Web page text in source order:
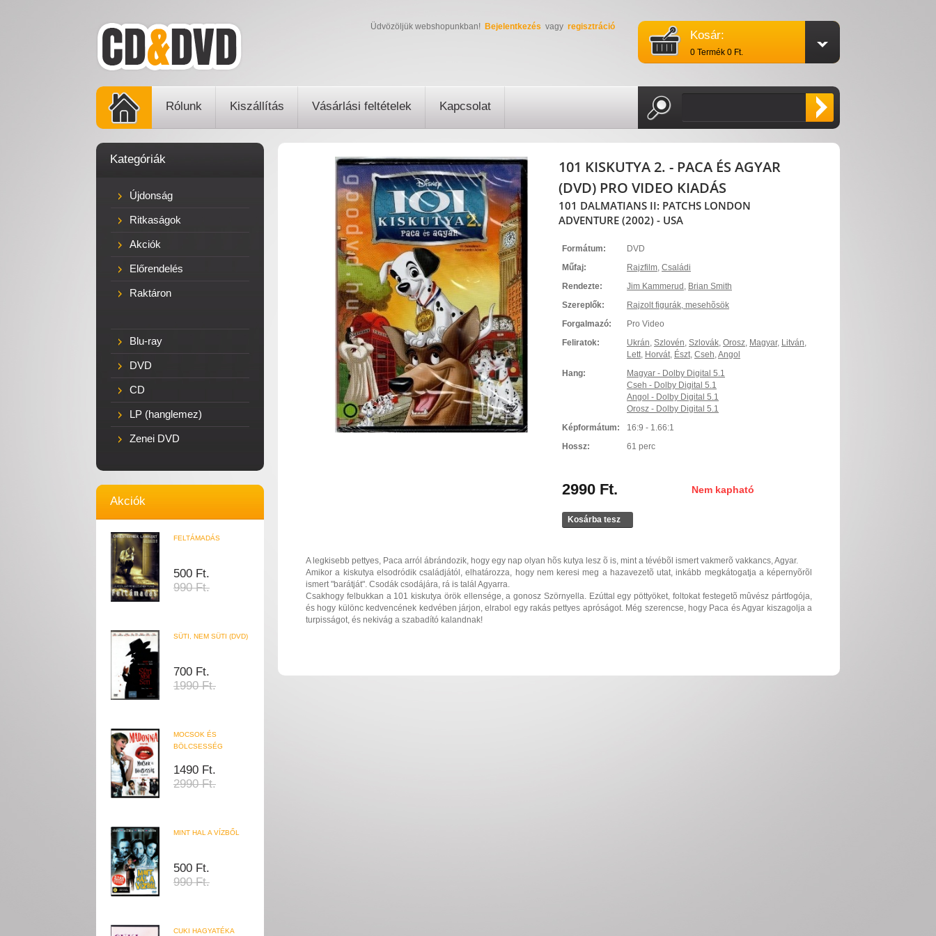
Kosár:
0 Termék 0 Ft.
Üdvözöljük webshopunkban! Bejelentkezés vagy regisztráció
Rólunk Kiszállítás Vásárlási feltételek Kapcsolat
Kategóriák
Újdonság
Ritkaságok
Akciók
Előrendelés
Raktáron
Blu-ray
DVD
CD
LP (hanglemez)
Zenei DVD
Akciók
FELTÁMADÁS
500 Ft.
990 Ft.
SÜTI, NEM SÜTI (DVD)
700 Ft.
1990 Ft.
MOCSOK ÉS
BÖLCSESSÉG
1490 Ft.
2990 Ft.
MINT HAL A VÍZBŐL
500 Ft.
990 Ft.
CUKI HAGYATÉKA
101 KISKUTYA 2. - PACA ÉS AGYAR
(DVD) PRO VIDEO KIADÁS
101 DALMATIANS II: PATCHS LONDON
ADVENTURE (2002) - USA
Formátum:
DVD
Műfaj:
Rajzfilm, Családi
Rendezte:
Jim Kammerud , Brian Smith
Szereplők:
Rajzolt figurák, mesehõsök
Forgalmazó:
Pro Video
Feliratok:
Ukrán, Szlovén, Szlovák, Orosz, Magyar, Litván,
Lett, Horvát, Észt, Cseh,Angol
Hang:
Magyar - Dolby Digital 5.1
Cseh - Dolby Digital 5.1
Angol - Dolby Digital 5.1
Orosz - Dolby Digital 5.1
Képformátum:
16:9 - 1.66:1
Hossz:
61 perc
2990 Ft. Nem kapható
Kosárba tesz
A legkisebb pettyes, Paca arról ábrándozik, hogy egy nap olyan hõs kutya lesz õ is, mint a tévébõl ismert vakmerõ vakkancs, Agyar.
Amikor a kiskutya elsodródik családjától, elhatározza, hogy nem keresi meg a hazavezetõ utat, inkább megkátogatja a képernyõrõl
ismert "barátját". Csodák csodájára, rá is talál Agyarra.
Csakhogy felbukkan a 101 kiskutya örök ellensége, a gonosz Szörnyella. Ezúttal egy pöttyöket, foltokat festegetõ mûvész pártfogója,
és hogy különc kedvencének kedvében járjon, elrabol egy rakás pettyes apróságot. Még szerencse, hogy Paca és Agyar kiszagolja a
turpisságot, és nekivág a szabadító kalandnak!